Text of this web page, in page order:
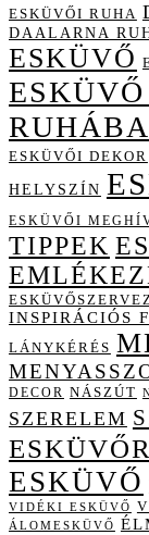
ESKÜVŐI RUHA
DAALARNA
ESKÜVŐ
ESKÜVŐI DEKOR
HELYSZÍN
ESKÜVŐI
TIPPEK
INSPIRÁCIÓS
LÁNYKÉRÉS
DECOR NÁSZÚT
SZERELEM
ESKÜVŐ
VIDÉKI ESKÜVŐ
ÁLOMESKÜVŐ